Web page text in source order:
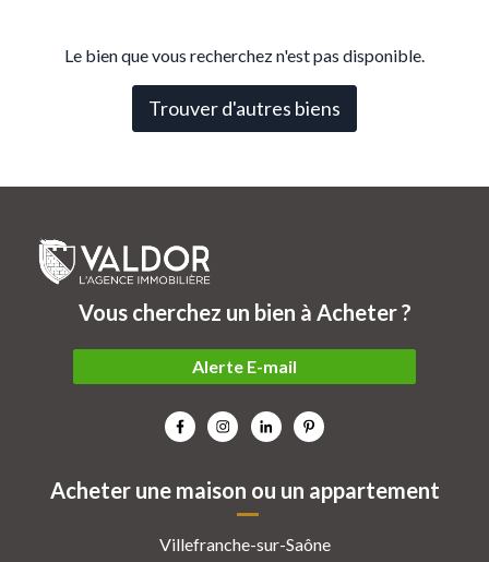
Le bien que vous recherchez n'est pas disponible.
Trouver d'autres biens
Acheter une maison ou un appartement
Villefranche-sur-Saône
Vous cherchez un bien à Acheter ?
Alerte E-mail